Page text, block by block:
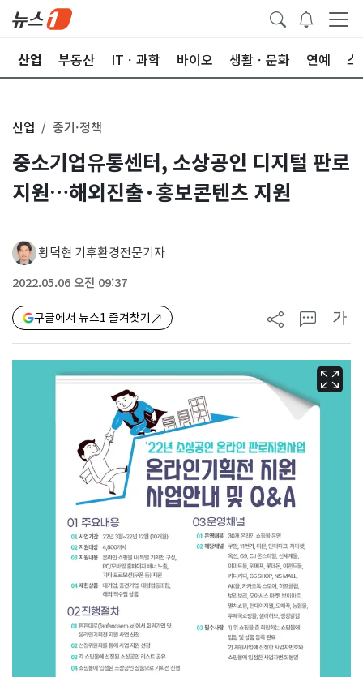
산업 부동산 ITㆍ과학 바이오 생활ㆍ문화 연예 스
산업 중기·정책
중소기업유통센터, 소상공인 디지털 판로
지원…해외진출·홍보콘텐츠 지원
황덕현 기후환경전문기자
2022.05.06 오전 09:37
구글에서 뉴스1 즐겨찾기 가